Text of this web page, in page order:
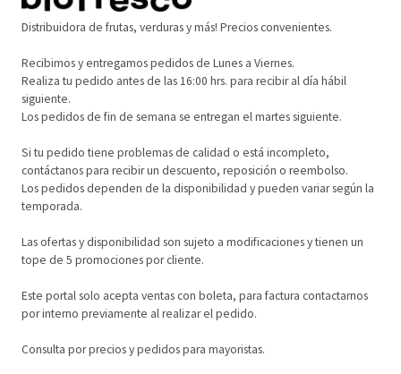
Distribuidora de frutas, verduras y más! Precios convenientes.
Recibimos y entregamos pedidos de Lunes a Viernes.
Realiza tu pedido antes de las 16:00 hrs. para recibir al día hábil
siguiente.
Los pedidos de fin de semana se entregan el martes siguiente.
Si tu pedido tiene problemas de calidad o está incompleto,
contáctanos para recibir un descuento, reposición o reembolso.
Los pedidos dependen de la disponibilidad y pueden variar según la
temporada.
Las ofertas y disponibilidad son sujeto a modificaciones y tienen un
tope de 5 promociones por cliente.
Este portal solo acepta ventas con boleta, para factura contactarnos
por interno previamente al realizar el pedido.
Consulta por precios y pedidos para mayoristas.